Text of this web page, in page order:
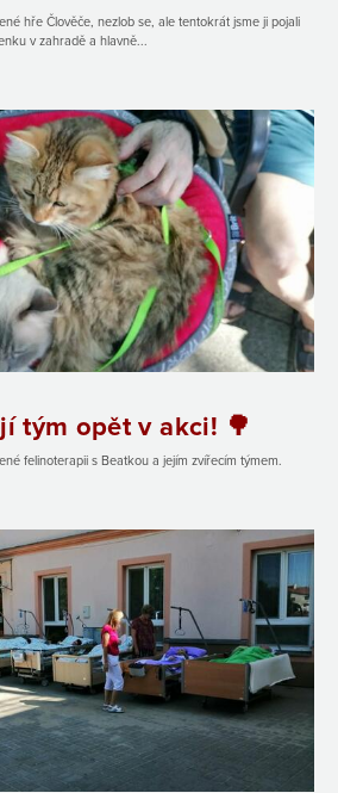
hře Člověče, nezlob se, ale tentokrát jsme ji pojali
v zahradě a hlavně...
tým opět v akci! 🌳
felinoterapii s Beatkou a jejím zvířecím týmem.